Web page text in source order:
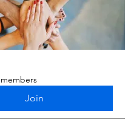
members
Join